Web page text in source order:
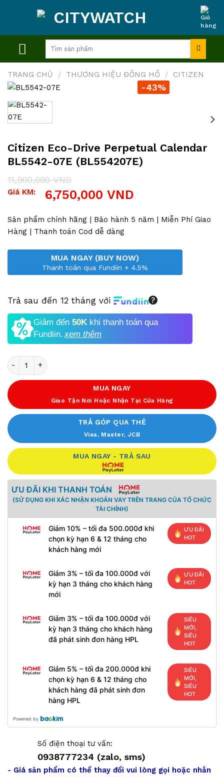
kiếm:
TRANG CHỦ / THƯƠNG HIỆU ĐỒNG HỒ / CITIZEN
-43%
Citizen Eco-Drive Perpetual Calendar
BL5542-07E (BL554207E)
11,900,000VND
Giá
11,900,000 VND.
6,750,000 VND
Giá
là:
6,750,000 VND.
Giá KM:
Sản phẩm chính hãng | Bảo hành 5 năm | Miễn Phí Giao
Hàng | Thanh toán Cod dễ dàng
MUA NGAY (BUY NOW)
Thanh toán qua Fundiin + 4.5%
Trả sau đến 12 tháng với
Giảm đến 50K khi thanh toán qua
Fundiin.xem thêm
Số lượng
MUA NGAY
Giao Tận Nơi Hoặc Nhận Tại Cửa Hàng
TRẢ GÓP QUA THẺ
Visa, Master, JCB
MUA NGAY - TRẢ SAU
ƯU ĐÃI KHI THANH TOÁN
(SỬ DỤNG KHI XÁC NHẬN KHOẢN VAY TRÊN TRANG CỦA TỔ CHỨC
TÀI CHÍNH)
Giảm 10% – tối đa 500.000đ khi
chọn kỳ hạn 6 & 12 tháng cho
khách hàng mới
ƯU ĐÃI
HOT
Giảm 3% – tối đa 100.000đ với
kỳ hạn 3 tháng cho khách hàng
mới
ƯU ĐÃI
HOT
Giảm 3% – tối đa 100.000đ với
kỳ hạn 3 tháng cho khách hàng
đã phát sinh đơn hàng HPL
SIÊU
MỚI,
SIÊU
HOT
Giảm 5% – tối đa 200.000đ khi
chọn kỳ hạn 6 & 12 tháng cho
khách hàng đã phát sinh đơn
hàng HPL
SIÊU
MỚI,
SIÊU
HOT
Powered by
Số điện thoại tư vấn:
0938777234 (zalo, sms)
- Giá sản phẩm có thể thay đổi vui lòng gọi hoặc nhắn